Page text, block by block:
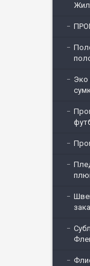
Эко